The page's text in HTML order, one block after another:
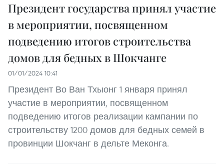
Президент государства принял участие
в мероприятии, посвященном
подведению итогов строительства
домов для бедных в Шокчанге
01/01/2024 10:41
Президент Во Ван Тхыонг 1 января принял
участие в мероприятии, посвященном
подведению итогов реализации кампании по
строительству 1200 домов для бедных семей в
провинции Шокчанг в дельте Меконга.